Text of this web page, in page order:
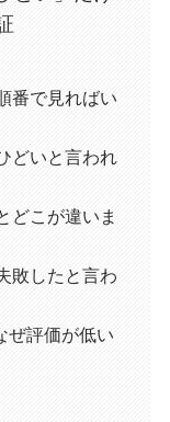
番で見ればい
どいと言われ
どこが違いま
敗したと言わ
ぜ評価が低い